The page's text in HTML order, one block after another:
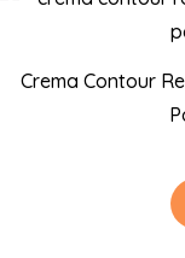
Crema Contour